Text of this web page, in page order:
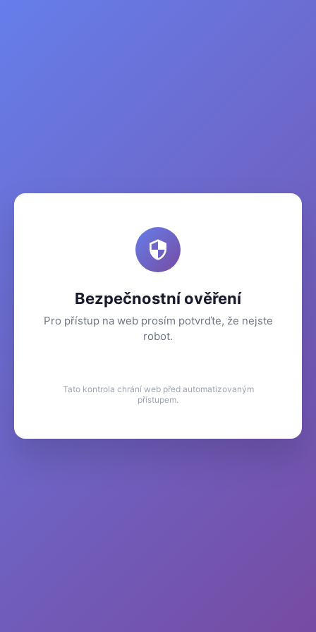
Bezpečnostní ověření
Pro přístup na web prosím potvrďte, že nejste
robot.
Tato kontrola chrání web před automatizovaným
přístupem.